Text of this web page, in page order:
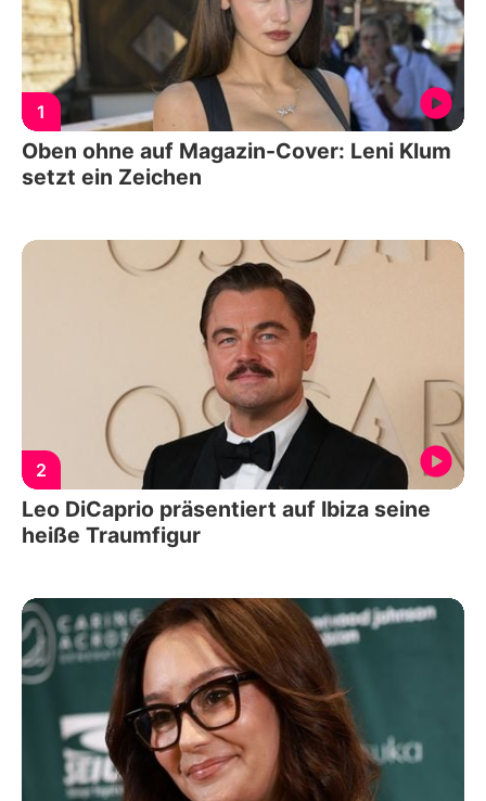
1
Oben ohne auf Magazin-Cover: Leni Klum
setzt ein Zeichen
2
Leo DiCaprio präsentiert auf Ibiza seine
heiße Traumfigur